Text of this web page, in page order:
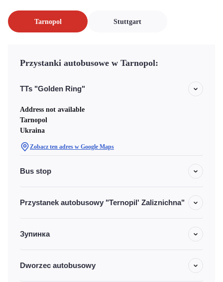
Tarnopol Stuttgart
Przystanki autobusowe w Tarnopol:
TTs "Golden Ring"
Address not available
Tarnopol
Ukraina
Zobacz ten adres w Google Maps
Bus stop
Przystanek autobusowy "Ternopil' Zaliznichna"
Зупинка
Dworzec autobusowy